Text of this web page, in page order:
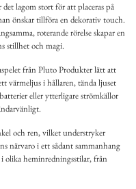
lagom stort för att placeras på
önskar tillföra en dekorativ touch.
roterande rörelse skapar en
stillhet och magi.
från Pluto Produkter lätt att
värmeljus i hållaren, tända ljuset
eller ytterligare strömkällor
och ren, vilket understryker
närvaro i ett sådant sammanhang
olika heminredningsstilar, från